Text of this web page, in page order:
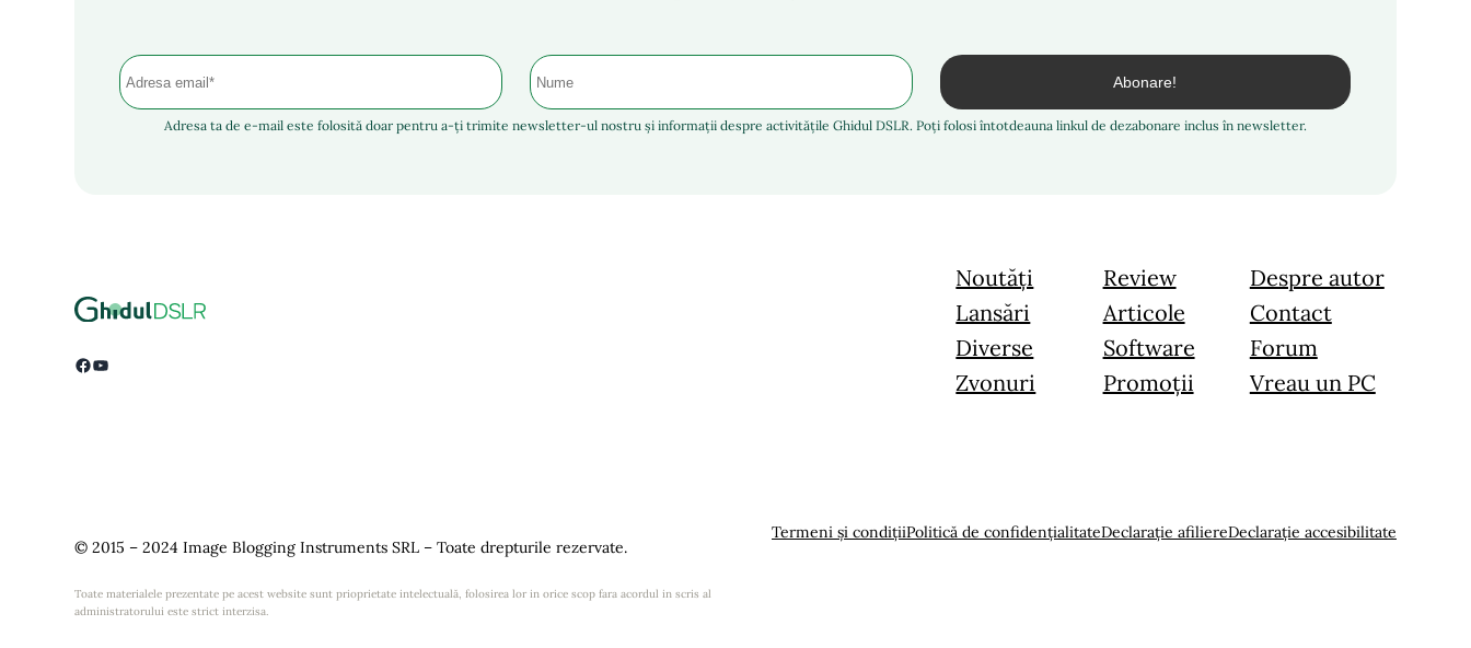
Adresa ta de e-mail este folosită doar pentru a-ți trimite newsletter-ul nostru și informații despre activitățile Ghidul DSLR. Poți folosi întotdeauna linkul de dezabonare inclus în newsletter.
Facebook YouTube
Noutăți
Lansări
Diverse
Zvonuri
Review
Articole
Software
Promoții
Despre autor
Contact
Forum
Vreau un PC
© 2015 – 2024 Image Blogging Instruments SRL – Toate drepturile rezervate.
Toate materialele prezentate pe acest website sunt prioprietate intelectuală, folosirea lor in orice scop fara acordul in scris al
administratorului este strict interzisa.
Termeni și condițiiPolitică de confidențialitateDeclarație afiliereDeclarație accesibilitate